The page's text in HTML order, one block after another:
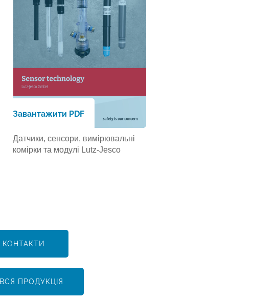
Завантажити PDF
Датчики, сенсори, вимірювальні
комірки та модулі Lutz-Jesco
КОНТАКТИ
ВСЯ ПРОДУКЦІЯ